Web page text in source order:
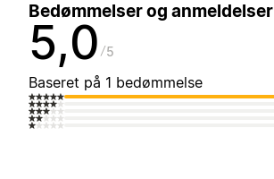
Bedømmelser og anmeldelser
5,0 5
Baseret på 1 bedømmelse